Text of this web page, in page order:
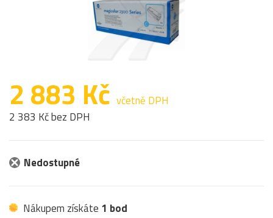
2 883 Kč včetně DPH
2 383 Kč bez DPH
Nedostupné
Nákupem získáte 1 bod